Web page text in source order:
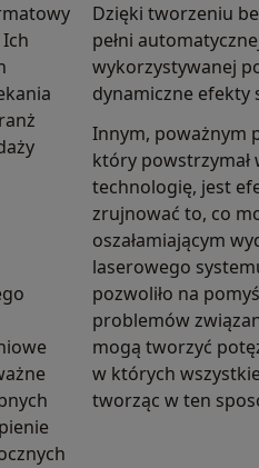
Dzięki tworzeniu
pełni
wykorzystywanej
dynamiczne efekty
Innym, poważnym
który
technologię, jest
zrujnować to, co
oszałamiającym
laserowego
pozwoliło na
problemów
mogą tworzyć
w których
tworząc w ten